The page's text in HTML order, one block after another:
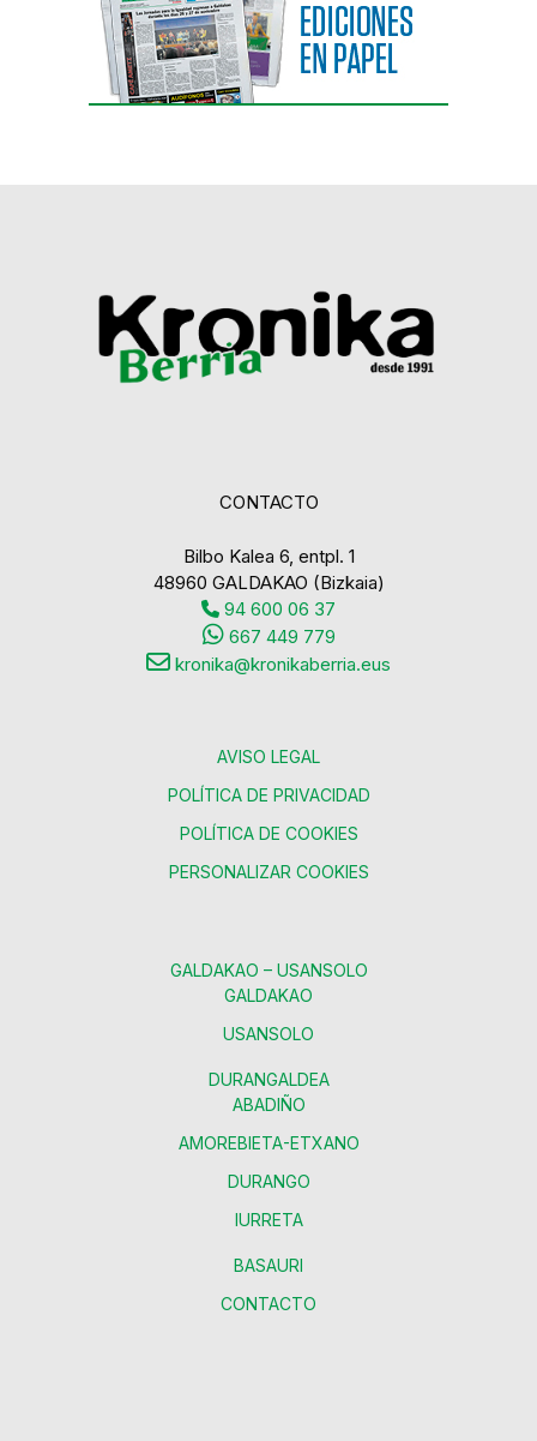
CONTACTO
Bilbo Kalea 6, entpl. 1
48960 GALDAKAO (Bizkaia)
94 600 06 37
667 449 779
kronika@kronikaberria.eus
AVISO LEGAL
POLÍTICA DE PRIVACIDAD
POLÍTICA DE COOKIES
PERSONALIZAR COOKIES
GALDAKAO – USANSOLO
GALDAKAO
USANSOLO
DURANGALDEA
ABADIÑO
AMOREBIETA-ETXANO
DURANGO
IURRETA
BASAURI
CONTACTO